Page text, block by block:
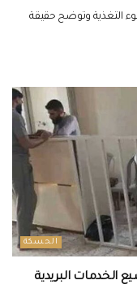
التغذية وتوضح حقيقة
الحسكة
الخدمات البريدية